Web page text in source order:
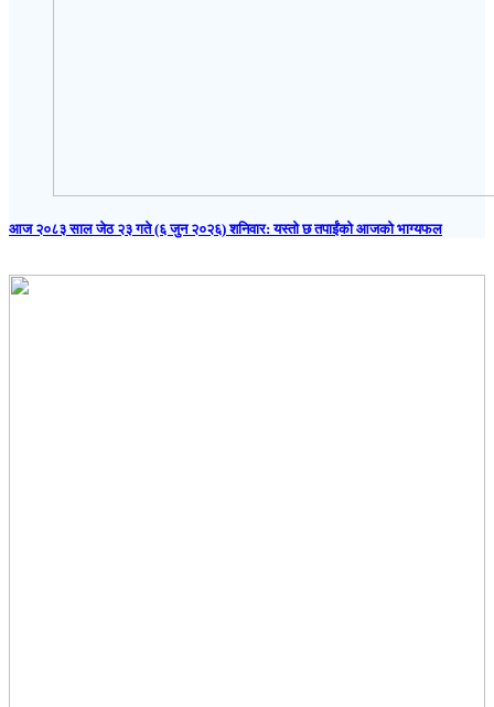
आज २०८३ साल जेठ २३ गते (६ जुन २०२६) शनिवार: यस्तो छ तपाईंको आजको भाग्यफल